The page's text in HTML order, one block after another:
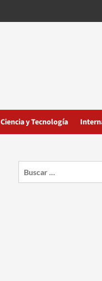
Ciencia y Tecnología